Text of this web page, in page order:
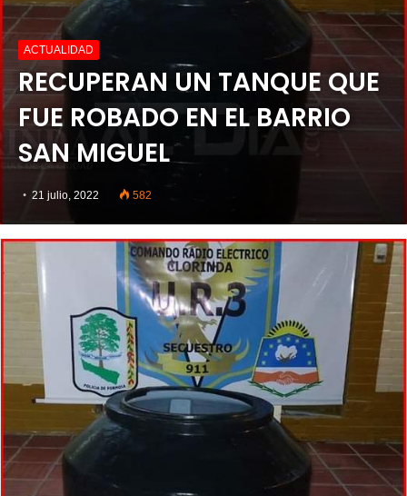
ACTUALIDAD
RECUPERAN UN TANQUE QUE
FUE ROBADO EN EL BARRIO
SAN MIGUEL
21 julio, 2022 582